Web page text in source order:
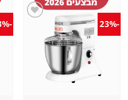
במועדפים